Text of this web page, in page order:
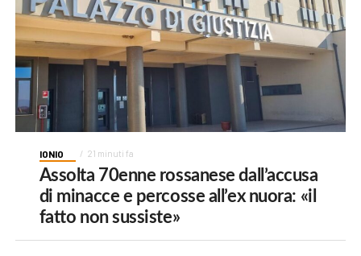
IONIO 21 minuti fa
Assolta 70enne rossanese dall’accusa
di minacce e percosse all’ex nuora: «il
fatto non sussiste»